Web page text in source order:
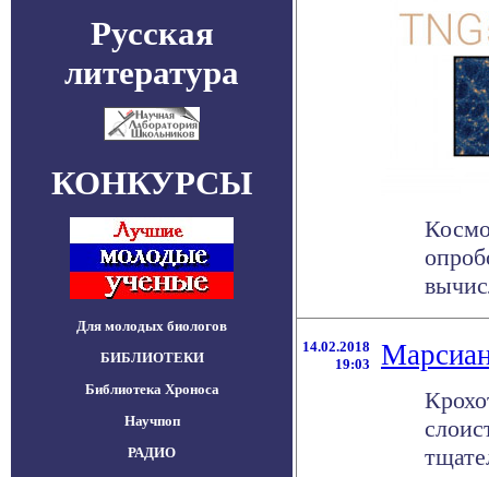
Русская
литература
КОНКУРСЫ
Для молодых биологов
БИБЛИОТЕКИ
Библиотека Хроноса
Научпоп
РАДИО
14.02.2018
19:03